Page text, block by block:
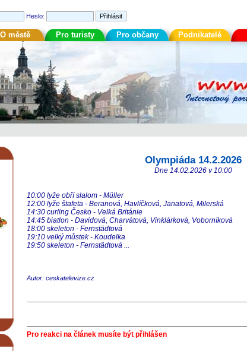
Heslo:
O městě Pro turisty Pro občany Podnikatelé
Olympiáda 14.2.2026
Dne 14.02.2026 v 10:00
10:00 lyže obří slalom - Müller
12:00 lyže štafeta - Beranová, Havlíčková, Janatová, Milerská
14:30 curling Česko - Velká Británie
14:45 biatlon - Davidová, Charvátová, Vinklárková, Voborníková
18:00 skeleton - Fernstädtová
19:10 velký můstek - Koudelka
19:50 skeleton - Fernstädtová ...
Autor: ceskatelevize.cz
Pro reakci na článek musíte být přihlášen